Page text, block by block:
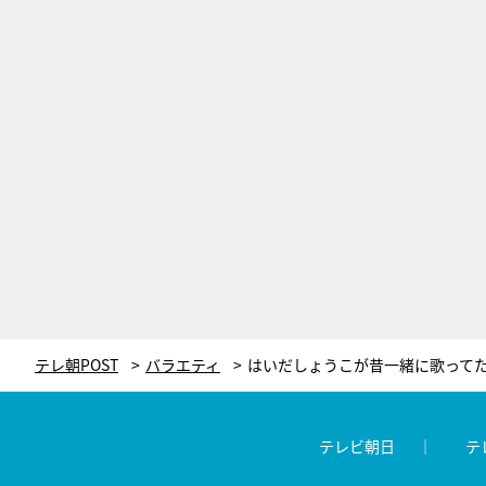
テレ朝POST バラエティ
テレビ朝日 テ